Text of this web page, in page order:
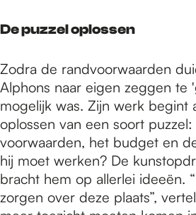
De puzzel oplossen
Zodra de randvoorwaarden
Alphons naar eigen zeggen te
mogelijk was. Zijn werk begint
oplossen van een soort
voorwaarden, het budget en
hij moet werken? De
bracht hem op allerlei ideeën.
zorgen over deze plaats”,